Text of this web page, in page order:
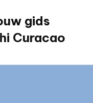
gids
Curacao